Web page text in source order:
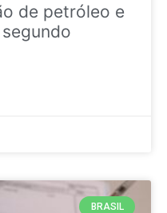
de petróleo e
BRASIL